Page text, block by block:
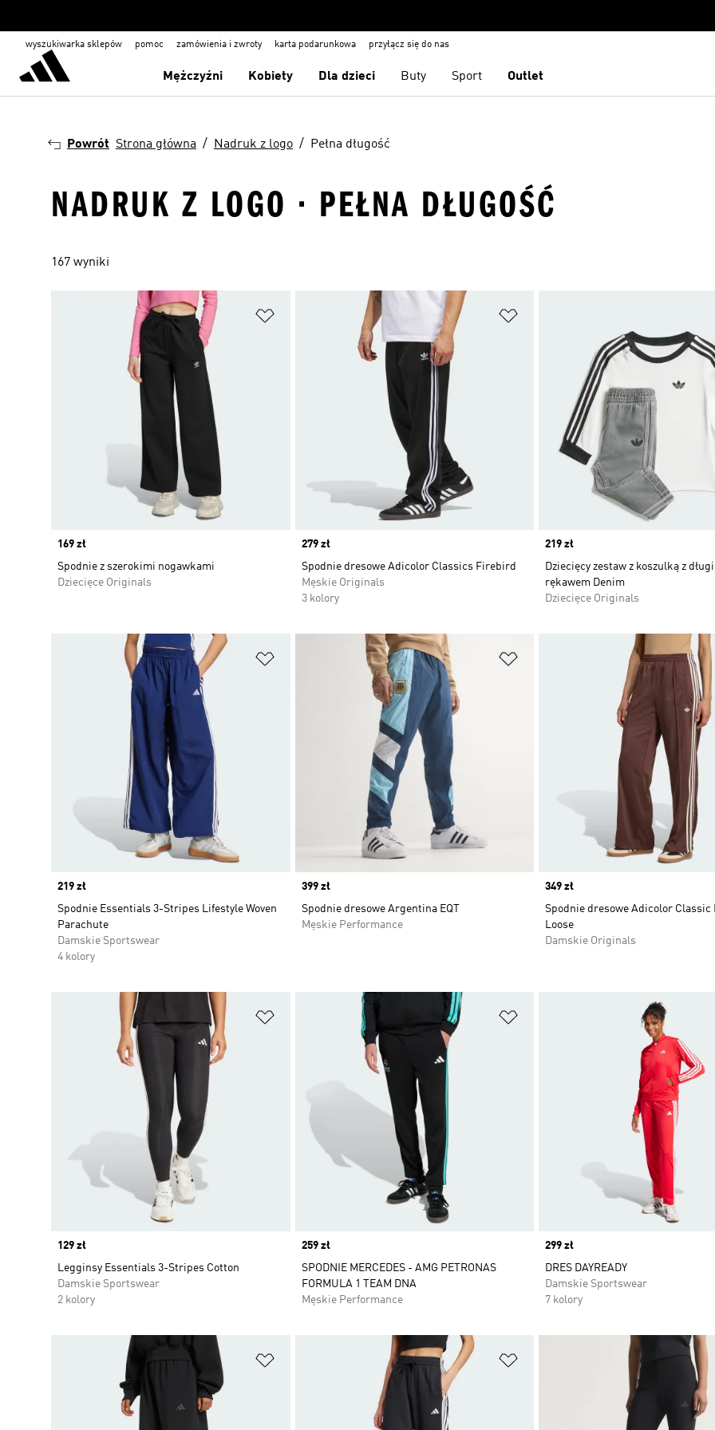
wyszukiwarka sklepów pomoc zamówienia i zwroty karta podarunkowa przyłącz się do nas
Mężczyźni Kobiety Dla dzieci Buty Sport Outlet
Powrót Strona główna Nadruk z logo Pełna długość
NADRUK Z LOGO · PEŁNA DŁUGOŚĆ
167 wyniki
Dodaj do listy życzeń
Price
169 zł
Spodnie z szerokimi nogawkami
Dziecięce Originals
Price
279 zł
Spodnie dresowe Adicolor Classics Firebird
Męskie Originals
3 kolory
Price
219 zł
Dziecięcy zestaw z koszulką z
rękawem Denim
Dziecięce Originals
Dodaj do listy życzeń
Price
219 zł
Spodnie Essentials 3-Stripes Lifestyle Woven
Parachute
Damskie Sportswear
4 kolory
Dodaj do listy życzeń
Price
399 zł
Spodnie dresowe Argentina EQT
Męskie Performance
Price
349 zł
Spodnie dresowe Adicolor Classic
Loose
Damskie Originals
Dodaj do listy życzeń
Price
129 zł
Legginsy Essentials 3-Stripes Cotton
Damskie Sportswear
2 kolory
Price
259 zł
SPODNIE MERCEDES - AMG PETRONAS
FORMULA 1 TEAM DNA
Męskie Performance
Price
299 zł
DRES DAYREADY
Damskie Sportswear
7 kolory
Dodaj do listy życzeń Dodaj do listy życzeń